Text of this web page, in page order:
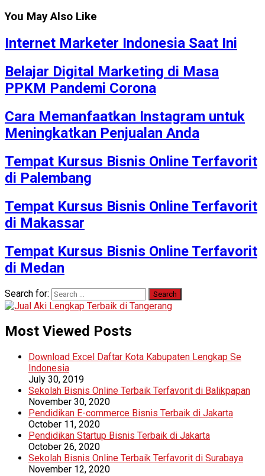
You May Also Like
Internet Marketer Indonesia Saat Ini
Belajar Digital Marketing di Masa
PPKM Pandemi Corona
Cara Memanfaatkan Instagram untuk
Meningkatkan Penjualan Anda
Tempat Kursus Bisnis Online Terfavorit
di Palembang
Tempat Kursus Bisnis Online Terfavorit
di Makassar
Tempat Kursus Bisnis Online Terfavorit
di Medan
Search for:
Most Viewed Posts
Download Excel Daftar Kota Kabupaten Lengkap Se
Indonesia
July 30, 2019
Sekolah Bisnis Online Terbaik Terfavorit di Balikpapan
November 30, 2020
Pendidikan E-commerce Bisnis Terbaik di Jakarta
October 11, 2020
Pendidikan Startup Bisnis Terbaik di Jakarta
October 26, 2020
Sekolah Bisnis Online Terbaik Terfavorit di Surabaya
November 12, 2020